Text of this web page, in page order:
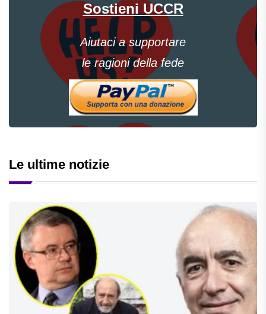
Sostieni UCCR
Aiutaci a supportare
le ragioni della fede
Le ultime notizie